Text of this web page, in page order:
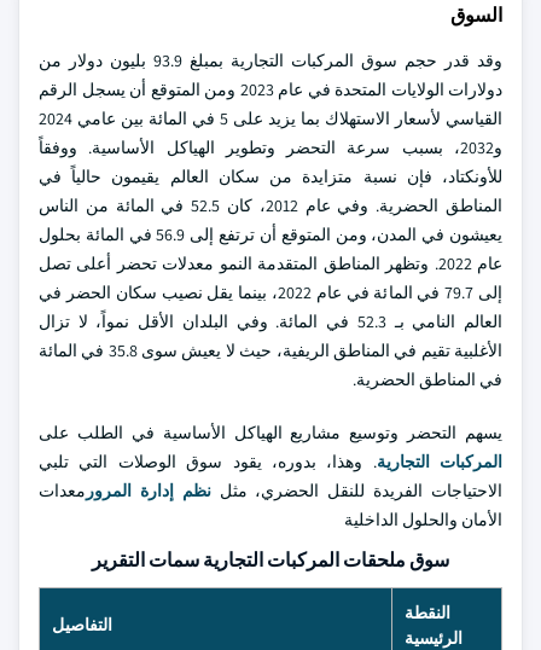
السوق
وقد قدر حجم سوق المركبات التجارية بمبلغ 93.9 بليون دولار من
دولارات الولايات المتحدة في عام 2023 ومن المتوقع أن يسجل الرقم
القياسي لأسعار الاستهلاك بما يزيد على 5 في المائة بين عامي 2024
و2032، بسبب سرعة التحضر وتطوير الهياكل الأساسية. ووفقاً
للأونكتاد، فإن نسبة متزايدة من سكان العالم يقيمون حالياً في
المناطق الحضرية. وفي عام 2012، كان 52.5 في المائة من الناس
يعيشون في المدن، ومن المتوقع أن ترتفع إلى 56.9 في المائة بحلول
عام 2022. وتظهر المناطق المتقدمة النمو معدلات تحضر أعلى تصل
إلى 79.7 في المائة في عام 2022، بينما يقل نصيب سكان الحضر في
العالم النامي بـ 52.3 في المائة. وفي البلدان الأقل نمواً، لا تزال
الأغلبية تقيم في المناطق الريفية، حيث لا يعيش سوى 35.8 في المائة
في المناطق الحضرية.
يسهم التحضر وتوسيع مشاريع الهياكل الأساسية في الطلب على
المركبات التجارية. وهذا، بدوره، يقود سوق الوصلات التي تلبي
الاحتياجات الفريدة للنقل الحضري، مثلنظم إدارة المرور معدات
الأمان والحلول الداخلية
سوق ملحقات المركبات التجارية سمات التقرير
النقطة
الرئيسية
التفاصيل